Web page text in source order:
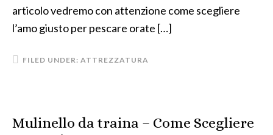
articolo vedremo con attenzione come scegliere
l’amo giusto per pescare orate […]
FILED UNDER: ATTREZZATURA
Mulinello da traina – Come Scegliere